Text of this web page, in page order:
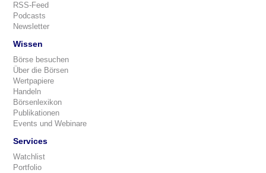
RSS-Feed
Podcasts
Newsletter
Wissen
Börse besuchen
Über die Börsen
Wertpapiere
Handeln
Börsenlexikon
Publikationen
Events und Webinare
Services
Watchlist
Portfolio